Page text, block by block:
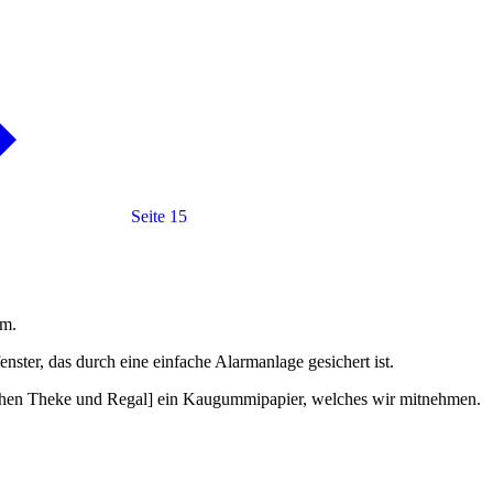
Seite 15
das durch eine einfache Alarmanlage gesichert ist.
Theke und Regal] ein Kaugummipapier, welches wir mitnehmen.